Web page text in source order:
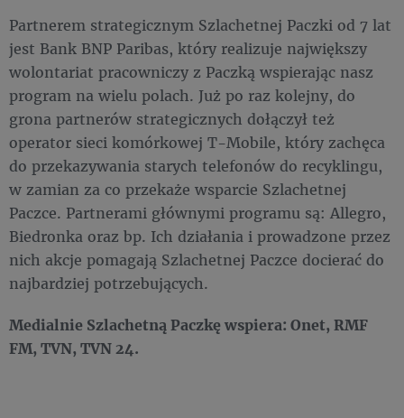
Partnerem strategicznym Szlachetnej Paczki od 7 lat
jest Bank BNP Paribas, który realizuje największy
wolontariat pracowniczy z Paczką wspierając nasz
program na wielu polach. Już po raz kolejny, do
grona partnerów strategicznych dołączył też
operator sieci komórkowej T-Mobile, który zachęca
do przekazywania starych telefonów do recyklingu,
w zamian za co przekaże wsparcie Szlachetnej
Paczce. Partnerami głównymi programu są: Allegro,
Biedronka oraz bp. Ich działania i prowadzone przez
nich akcje pomagają Szlachetnej Paczce docierać do
najbardziej potrzebujących.
Medialnie Szlachetną Paczkę wspiera: Onet, RMF
FM, TVN, TVN 24.